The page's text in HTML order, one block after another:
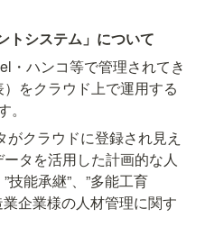
トシステム」について
・ハンコ等で管理されてき
をクラウド上で運用する
クラウドに登録され見え
タを活用した計画的な人
能承継”、”多能工育
業企業様の人材管理に関す